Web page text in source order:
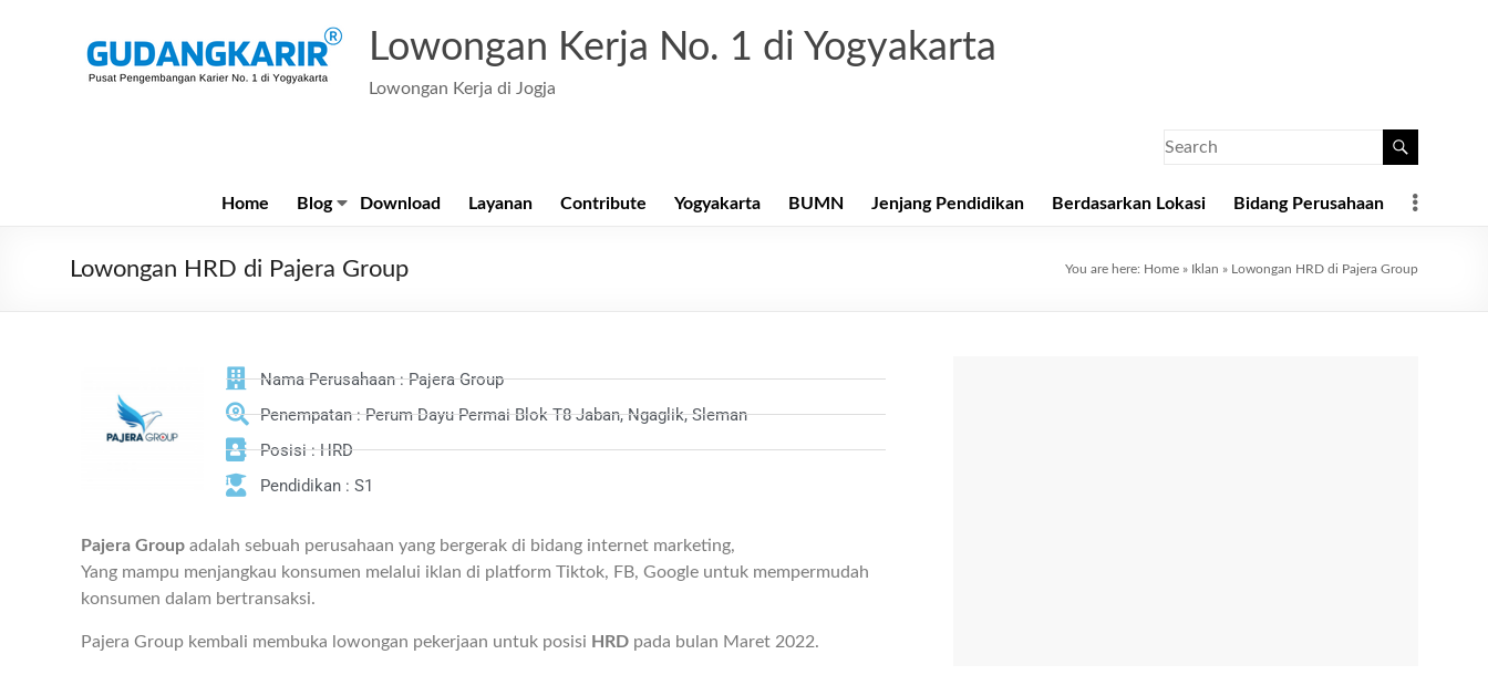
Lowongan Kerja No. 1 di Yogyakarta
Lowongan Kerja di Jogja
Home Blog Download Layanan Contribute Yogyakarta BUMN Jenjang Pendidikan Berdasarkan Lokasi Bidang Perusahaan
Lowongan HRD di Pajera Group You are here: Home » Iklan » Lowongan HRD di Pajera Group
Nama Perusahaan : Pajera Group
Penempatan : Perum Dayu Permai Blok T8 Jaban, Ngaglik, Sleman
Posisi : HRD
Pendidikan : S1
Pajera Group adalah sebuah perusahaan yang bergerak di bidang internet marketing,
Yang mampu menjangkau konsumen melalui iklan di platform Tiktok, FB, Google untuk mempermudah
konsumen dalam bertransaksi.
Pajera Group kembali membuka lowongan pekerjaan untuk posisi HRD pada bulan Maret 2022.